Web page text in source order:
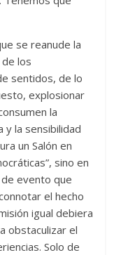
se reanude la
los
sentidos, de lo
explosionar
la
y la sensibilidad
un Salón en
sino en
evento que
el hecho
igual debiera
obstaculizar el
Solo de